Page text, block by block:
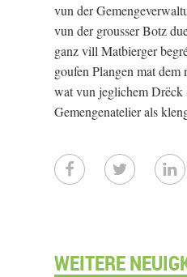
vun der
vun der grousser Botz
ganz vill Matbierger
goufen Plangen mat
wat vun jeglichem Drëck
Gemengenatelier als
WEITERE